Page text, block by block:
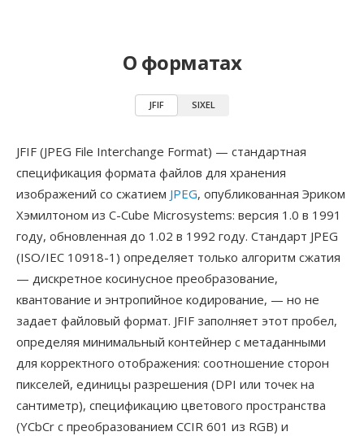
О форматах
JFIF SIXEL
JFIF (JPEG File Interchange Format) — стандартная
спецификация формата файлов для хранения
изображений со сжатием JPEG, опубликованная Эриком
Хэмилтоном из C-Cube Microsystems: версия 1.0 в 1991
году, обновленная до 1.02 в 1992 году. Стандарт JPEG
(ISO/IEC 10918-1) определяет только алгоритм сжатия
— дискретное косинусное преобразование,
квантование и энтропийное кодирование, — но не
задает файловый формат. JFIF заполняет этот пробел,
определяя минимальный контейнер с метаданными
для корректного отображения: соотношение сторон
пикселей, единицы разрешения (DPI или точек на
сантиметр), спецификацию цветового пространства
(YCbCr с преобразованием CCIR 601 из RGB) и